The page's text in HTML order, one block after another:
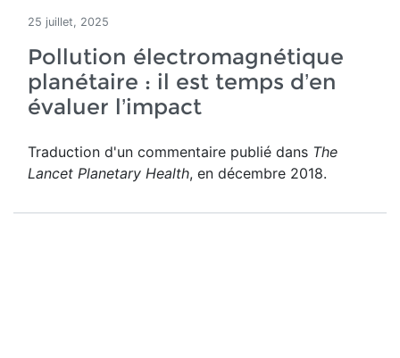
25 juillet, 2025
Pollution électromagnétique
planétaire : il est temps d’en
évaluer l’impact
Traduction d'un commentaire publié dans The
Lancet Planetary Health, en décembre 2018.